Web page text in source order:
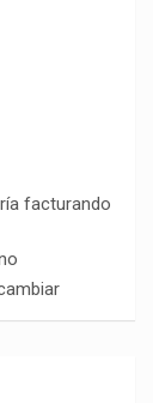
facturando